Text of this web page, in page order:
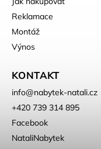
Reklamace
Montáž
Výnos
KONTAKT
info@nabytek-natali.cz
+420 739 314 895
Facebook
NataliNabytek